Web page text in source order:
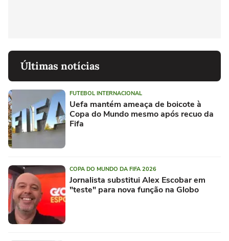
Últimas notícias
FUTEBOL INTERNACIONAL
Uefa mantém ameaça de boicote à
Copa do Mundo mesmo após recuo da
Fifa
COPA DO MUNDO DA FIFA 2026
Jornalista substitui Alex Escobar em
"teste" para nova função na Globo